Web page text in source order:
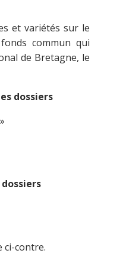
et variétés sur le
commun qui
de Bretagne, le
dossiers
ci-contre.